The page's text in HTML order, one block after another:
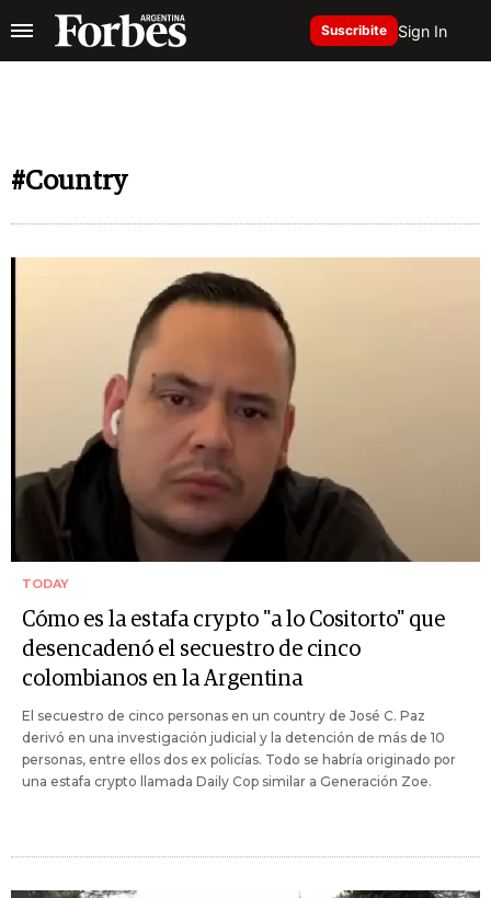
Suscribite Sign In
#Country
TODAY
Cómo es la estafa crypto "a lo Cositorto" que
desencadenó el secuestro de cinco
colombianos en la Argentina
El secuestro de cinco personas en un country de José C. Paz
derivó en una investigación judicial y la detención de más de 10
personas, entre ellos dos ex policías. Todo se habría originado por
una estafa crypto llamada Daily Cop similar a Generación Zoe.